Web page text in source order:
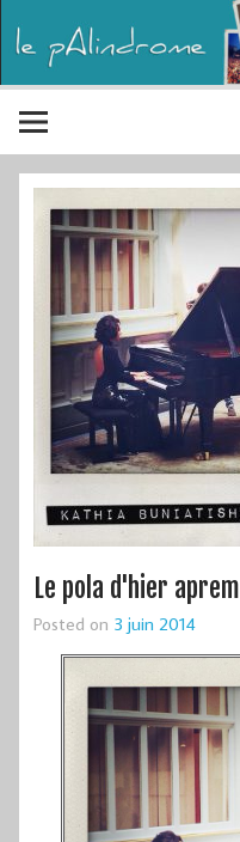
Le pola d'hier aprem
Posted on 3 juin 2014